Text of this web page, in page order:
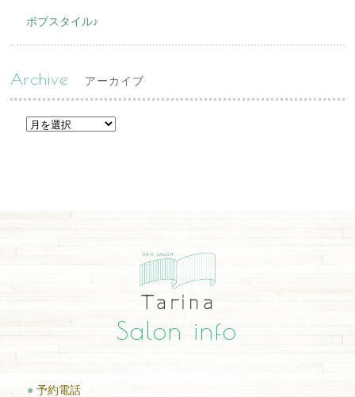
ボブスタイル♪
Archive アーカイブ
Salon info
● 予約電話